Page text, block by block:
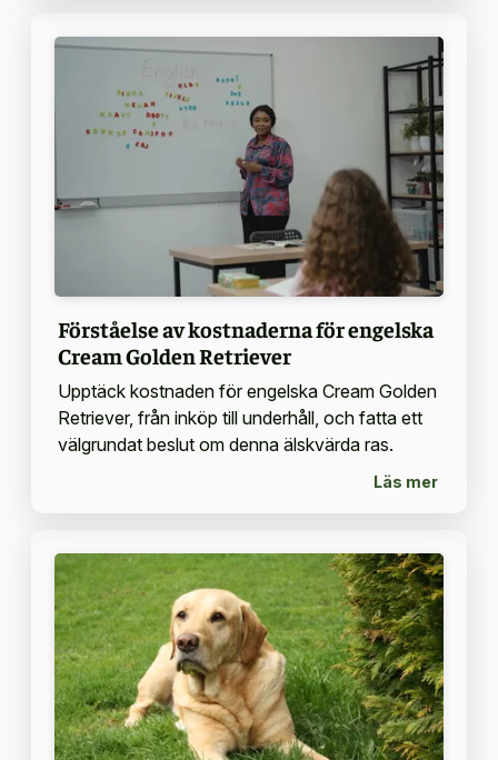
Förståelse av kostnaderna för engelska
Cream Golden Retriever
Upptäck kostnaden för engelska Cream Golden
Retriever, från inköp till underhåll, och fatta ett
välgrundat beslut om denna älskvärda ras.
Läs mer